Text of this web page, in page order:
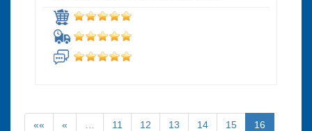
«« « 11 12 13 14 15 16